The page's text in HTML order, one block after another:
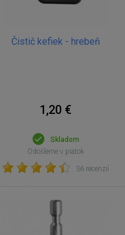
Čistič kefiek - hrebeň
1,20 €
Skladom
Odošleme v piatok
36 recenzií